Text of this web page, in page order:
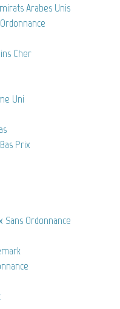
Arabes Unis
Cher
Uni
Prix
Sans Ordonnance